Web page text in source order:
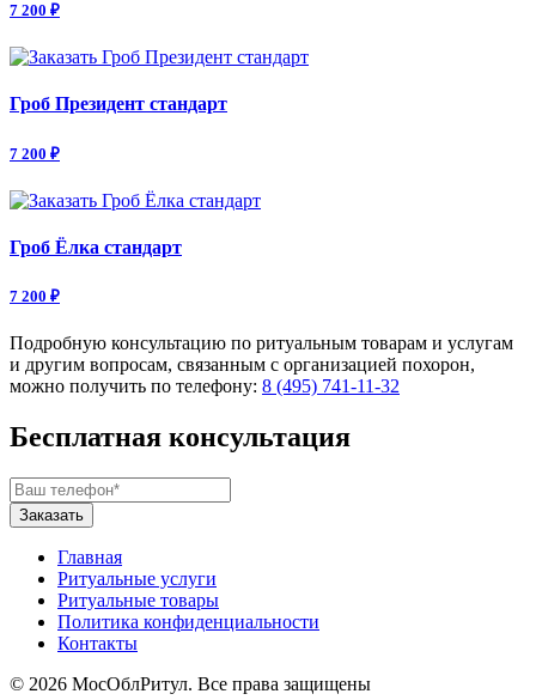
7 200 ₽
Гроб Президент стандарт
7 200 ₽
Гроб Ёлка стандарт
7 200 ₽
Подробную консультацию по ритуальным товарам и услугам
и другим вопросам, связанным с организацией похорон,
можно получить по телефону: 8 (495) 741-11-32
Бесплатная консультация
Главная
Ритуальные услуги
Ритуальные товары
Политика конфиденциальности
Контакты
© 2026 МосОблРитул. Все права защищены